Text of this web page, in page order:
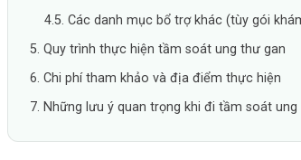
4.5. Các danh mục bổ trợ khác (tùy gói
5. Quy trình thực hiện tầm soát ung thư gan
6. Chi phí tham khảo và địa điểm thực hiện
7. Những lưu ý quan trọng khi đi tầm soát ung